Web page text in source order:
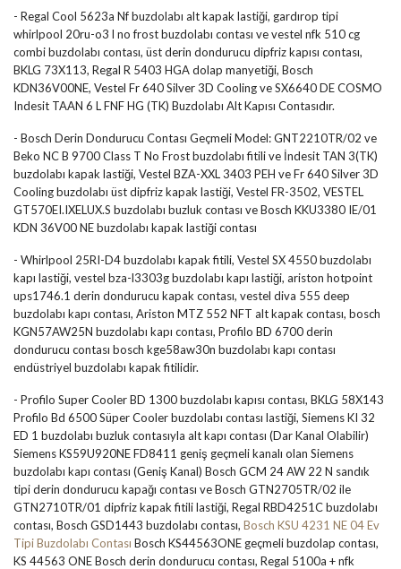
- Regal Cool 5623a Nf buzdolabı alt kapak lastiği, gardırop tipi
whirlpool 20ru-o3 l no frost buzdolabı contası ve vestel nfk 510 cg
combi buzdolabı contası, üst derin dondurucu dipfriz kapısı contası,
BKLG 73X113, Regal R 5403 HGA dolap manyetiği, Bosch
KDN36V00NE, Vestel Fr 640 Silver 3D Cooling ve SX6640 DE COSMO
Indesit TAAN 6 L FNF HG (TK) Buzdolabı Alt Kapısı Contasıdır.
- Bosch Derin Dondurucu Contası Geçmeli Model: GNT2210TR/02 ve
Beko NC B 9700 Class T No Frost buzdolabı fitili ve İndesit TAN 3(TK)
buzdolabı kapak lastiği, Vestel BZA-XXL 3403 PEH ve Fr 640 Silver 3D
Cooling buzdolabı üst dipfriz kapak lastiği, Vestel FR-3502, VESTEL
GT570EI.IXELUX.S buzdolabı buzluk contası ve Bosch KKU3380 IE/01
KDN 36V00 NE buzdolabı kapak lastiği contası
- Whirlpool 25RI-D4 buzdolabı kapak fitili, Vestel SX 4550 buzdolabı
kapı lastiği, vestel bza-l3303g buzdolabı kapı lastiği, ariston hotpoint
ups1746.1 derin dondurucu kapak contası, vestel diva 555 deep
buzdolabı kapı contası, Ariston MTZ 552 NFT alt kapak contası, bosch
KGN57AW25N buzdolabı kapı contası, Profilo BD 6700 derin
dondurucu contası bosch kge58aw30n buzdolabı kapı contası
endüstriyel buzdolabı kapak fitilidir.
- Profilo Super Cooler BD 1300 buzdolabı kapısı contası, BKLG 58X143
Profilo Bd 6500 Süper Cooler buzdolabı contası lastiği, Siemens KI 32
ED 1 buzdolabı buzluk contasıyla alt kapı contası (Dar Kanal Olabilir)
Siemens KS59U920NE FD8411 geniş geçmeli kanalı olan Siemens
buzdolabı kapı contası (Geniş Kanal) Bosch GCM 24 AW 22 N sandık
tipi derin dondurucu kapağı contası ve Bosch GTN2705TR/02 ile
GTN2710TR/01 dipfriz kapak fitili lastiği, Regal RBD4251C buzdolabı
contası, Bosch GSD1443 buzdolabı contası, Bosch KSU 4231 NE 04 Ev
Tipi Buzdolabı Contası Bosch KS44563ONE geçmeli buzdolap contası,
KS 44563 ONE Bosch derin dondurucu contası, Regal 5100a + nfk